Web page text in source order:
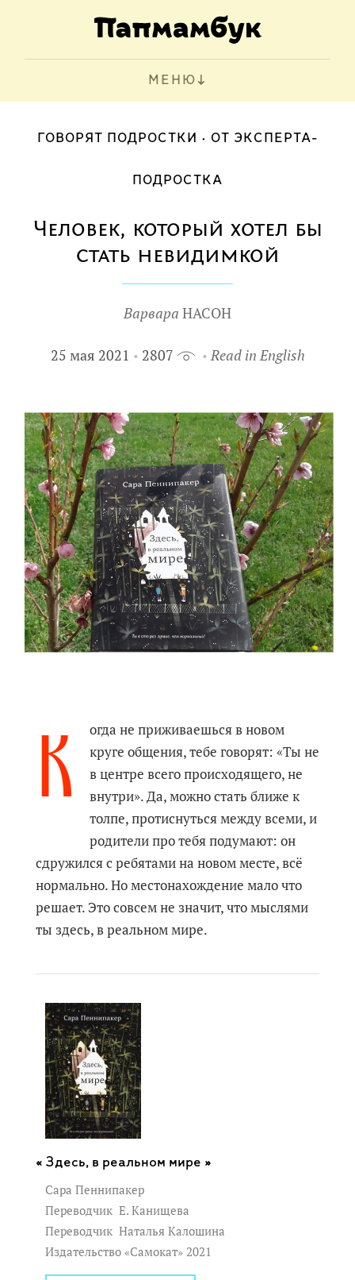
МЕНЮ
ГОВОРЯТ ПОДРОСТКИ ОТ ЭКСПЕРТА-
ПОДРОСТКА
Человек, который хотел бы
стать невидимкой
Варвара НАСОН
25 мая 2021 2807 Read in English
К
огда не приживаешься в новом
круге общения, тебе говорят: «Ты не
в центре всего происходящего, не
внутри». Да, можно стать ближе к
толпе, протиснуться между всеми, и
родители про тебя подумают: он
сдружился с ребятами на новом месте, всё
нормально. Но местонахождение мало что
решает. Это совсем не значит, что мыслями
ты здесь, в реальном мире.
Здесь, в реальном мире »
Сара Пеннипакер
Переводчик Е. Канищева
Переводчик Наталья Калошина
Издательство «Самокат» 2021